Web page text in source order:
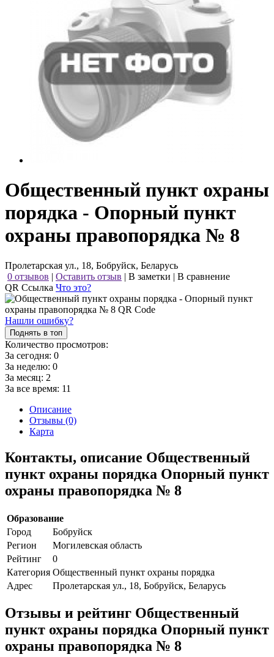
Общественный пункт охраны
порядка - Опорный пункт
охраны правопорядка № 8
Пролетарская ул., 18, Бобруйск, Беларусь
0 отзывов | Оставить отзыв | В заметки | В сравнение
QR Ссылка Что это?
Нашли ошибку?
Поднять в топ
Количество просмотров:
За сегодня: 0
За неделю: 0
За месяц: 2
За все время: 11
Описание
Отзывы (0)
Карта
Контакты, описание Общественный
пункт охраны порядка Опорный пункт
охраны правопорядка № 8
Образование
Город
Бобруйск
Регион
Могилевская область
Рейтинг
0
Категория Общественный пункт охраны порядка
Адрес
Пролетарская ул., 18, Бобруйск, Беларусь
Отзывы и рейтинг Общественный
пункт охраны порядка Опорный пункт
охраны правопорядка № 8